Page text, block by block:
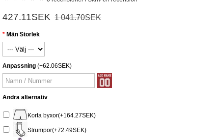
427.11SEK 1 041.70SEK
Män Storlek
Anpassning (+62.06SEK)
Andra alternativ
Korta byxor(+164.27SEK)
Strumpor(+72.49SEK)